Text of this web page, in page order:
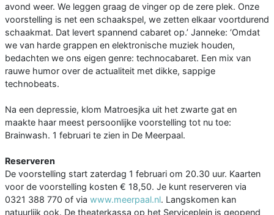
avond weer. We leggen graag de vinger op de zere plek. Onze
voorstelling is net een schaakspel, we zetten elkaar voortdurend
schaakmat. Dat levert spannend cabaret op.’ Janneke: ‘Omdat
we van harde grappen en elektronische muziek houden,
bedachten we ons eigen genre: technocabaret. Een mix van
rauwe humor over de actualiteit met dikke, sappige
technobeats.
Na een depressie, klom Matroesjka uit het zwarte gat en
maakte haar meest persoonlijke voorstelling tot nu toe:
Brainwash. 1 februari te zien in De Meerpaal.
Reserveren
De voorstelling start zaterdag 1 februari om 20.30 uur. Kaarten
voor de voorstelling kosten € 18,50. Je kunt reserveren via
0321 388 770 of via www.meerpaal.nl. Langskomen kan
natuurlijk ook. De theaterkassa op het Serviceplein is geopend